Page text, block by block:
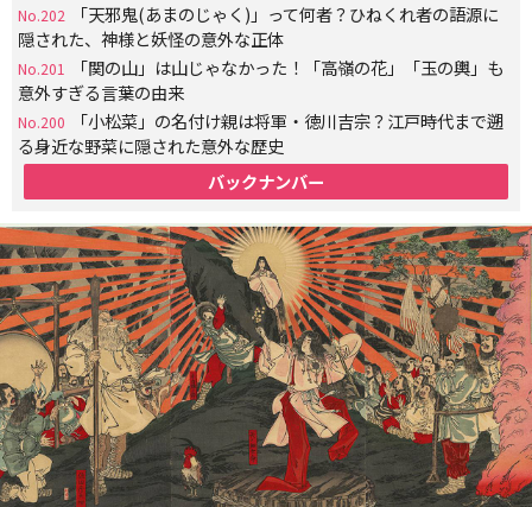
No.202
「天邪鬼(あまのじゃく)」って何者？ひねくれ者の語源に
隠された、神様と妖怪の意外な正体
No.201
「関の山」は山じゃなかった！「高嶺の花」「玉の輿」も
意外すぎる言葉の由来
No.200
「小松菜」の名付け親は将軍・徳川吉宗？江戸時代まで遡
る身近な野菜に隠された意外な歴史
バックナンバー